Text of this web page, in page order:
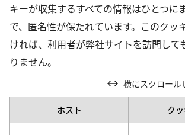
キーが収集するすべての情報はひとつに
で、匿名性が保たれています。このクッ
ければ、利用者が弊社サイトを訪問して
りません。
横にスクロール
ホスト ク